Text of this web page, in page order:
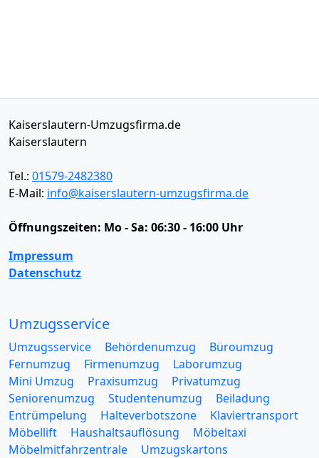
Kaiserslautern-Umzugsfirma.de
Kaiserslautern
Tel.: 01579-2482380
E-Mail: info@kaiserslautern-umzugsfirma.de
Öffnungszeiten: Mo - Sa: 06:30 - 16:00 Uhr
Impressum
Datenschutz
Umzugsservice
Umzugsservice Behördenumzug
Büroumzug
Fernumzug
Firmenumzug
Laborumzug
Mini Umzug
Praxisumzug
Privatumzug
Seniorenumzug
Studentenumzug
Beiladung
Entrümpelung
Halteverbotszone
Klaviertransport
Möbellift
Haushaltsauflösung
Möbeltaxi
Möbelmitfahrzentrale
Umzugskartons